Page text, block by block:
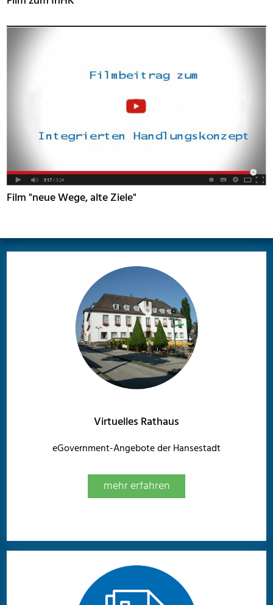
Film "neue Wege, alte Ziele"
Virtuelles Rathaus
eGovernment-Angebote der Hansestadt
mehr erfahren